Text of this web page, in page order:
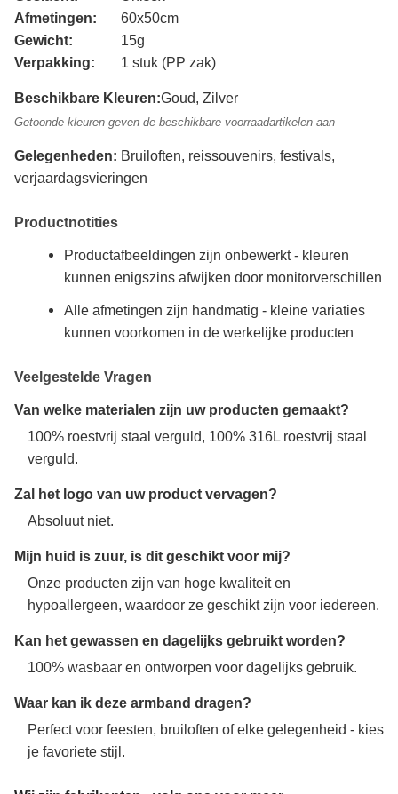
Afmetingen:
60x50cm
Gewicht:
15g
Verpakking:
1 stuk (PP zak)
Beschikbare Kleuren:Goud, Zilver
Getoonde kleuren geven de beschikbare voorraadartikelen aan
Gelegenheden: Bruiloften, reissouvenirs, festivals,
verjaardagsvieringen
Productnotities
Productafbeeldingen zijn onbewerkt - kleuren
kunnen enigszins afwijken door monitorverschillen
Alle afmetingen zijn handmatig - kleine variaties
kunnen voorkomen in de werkelijke producten
Veelgestelde Vragen
Van welke materialen zijn uw producten gemaakt?
100% roestvrij staal verguld, 100% 316L roestvrij staal
verguld.
Zal het logo van uw product vervagen?
Absoluut niet.
Mijn huid is zuur, is dit geschikt voor mij?
Onze producten zijn van hoge kwaliteit en
hypoallergeen, waardoor ze geschikt zijn voor iedereen.
Kan het gewassen en dagelijks gebruikt worden?
100% wasbaar en ontworpen voor dagelijks gebruik.
Waar kan ik deze armband dragen?
Perfect voor feesten, bruiloften of elke gelegenheid - kies
je favoriete stijl.